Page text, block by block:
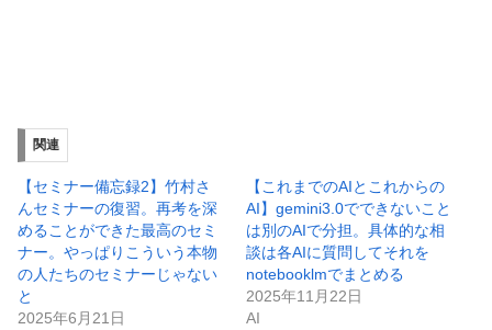
関連
【セミナー備忘録2】竹村さ
んセミナーの復習。再考を深
めることができた最高のセミ
ナー。やっぱりこういう本物
の人たちのセミナーじゃない
と
2025年6月21日
【これまでのAIとこれからの
AI】gemini3.0でできないこと
は別のAIで分担。具体的な相
談は各AIに質問してそれを
notebooklmでまとめる
2025年11月22日
AI